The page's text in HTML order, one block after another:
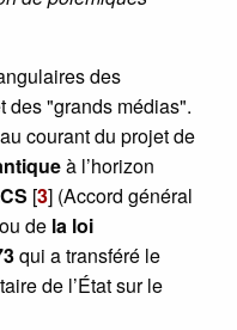
des
des "grands médias".
courant du projet de
à l’horizon
[3] (Accord général
de la loi
qui a transféré le
de l’État sur le